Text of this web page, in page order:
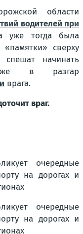
области
водителей при
уже тогда была
«памятки» сверху
начинать
в разгар
врага.
враг.